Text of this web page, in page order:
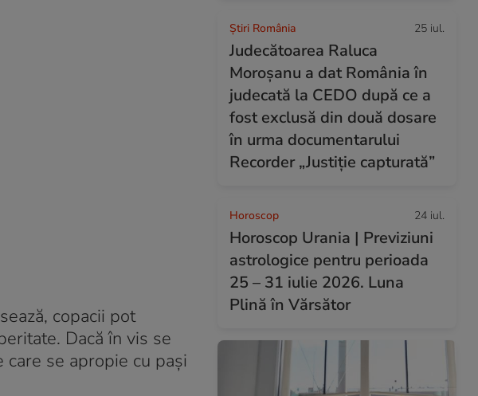
copacii pot
Dacă în vis se
se apropie cu pași
Știri România 25 iul.
Judecătoarea Raluca
Moroșanu a dat România în
judecată la CEDO după ce a
fost exclusă din două dosare
în urma documentarului
Recorder „Justiție capturată”
Horoscop 24 iul.
Horoscop Urania | Previziuni
astrologice pentru perioada
25 – 31 iulie 2026. Luna
Plină în Vărsător